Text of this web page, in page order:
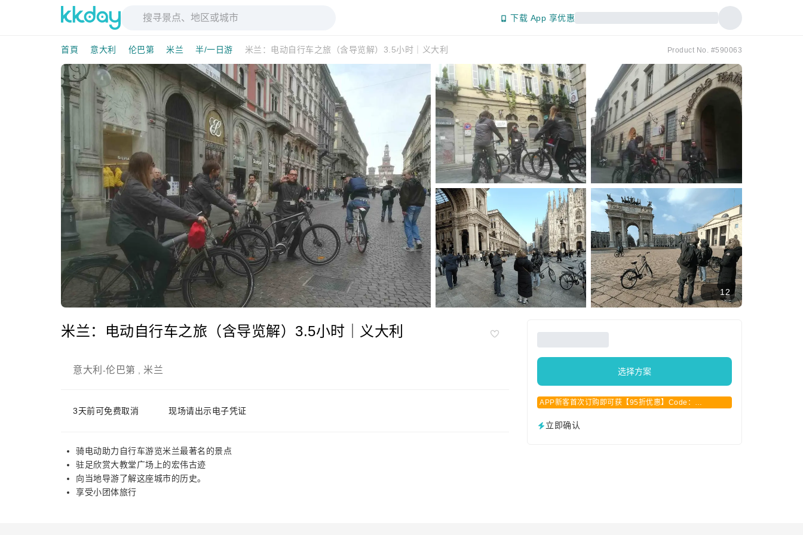
下载 App 享优惠
首頁 意大利 伦巴第 米兰 半/一日游 米兰：电动自行车之旅（含导览解）3.5小时｜义大利 Product No. #590063
12
米兰：电动自行车之旅（含导览解）3.5小时｜义大利
意大利 -伦巴第 米兰
3天前可免费取消 现场请出示电子凭证
骑电动助力自行车游览米兰最著名的景点
驻足欣赏大教堂广场上的宏伟古迹
向当地导游了解这座城市的历史。
享受小团体旅行
选择方案
APP新客首次订购即可获【95折优惠】Code：
立即确认